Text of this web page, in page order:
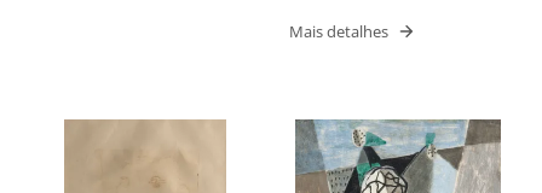
Mais detalhes